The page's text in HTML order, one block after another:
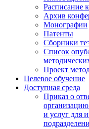
Расписание
Архив
Монографии
Патенты
Сборники
Список
Проект
Целевое обучение
Доступная среда
Приказ о
и услуг для